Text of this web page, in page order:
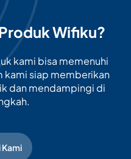
Wifiku?
kami bisa memenuhi
kami siap memberikan
dan mendampingi di
Kami